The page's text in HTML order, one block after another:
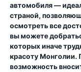
автомобиля —
страной,
осмотреть все
вы можете
которых иначе
красоту Монголии.
возможность